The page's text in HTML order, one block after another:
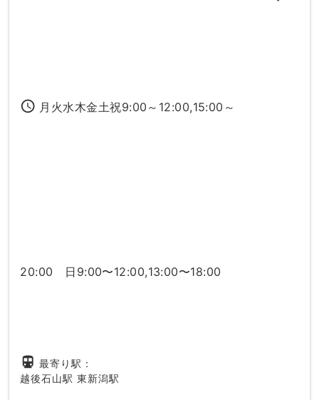
access_time 月火水木金土祝9:00～12:00,15:00～
20:00 日9:00〜12:00,13:00〜18:00
directions_subway 最寄り駅：
越後石山駅 東新潟駅